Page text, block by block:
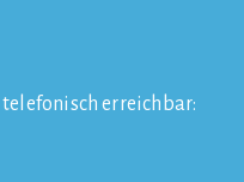
erreichbar: